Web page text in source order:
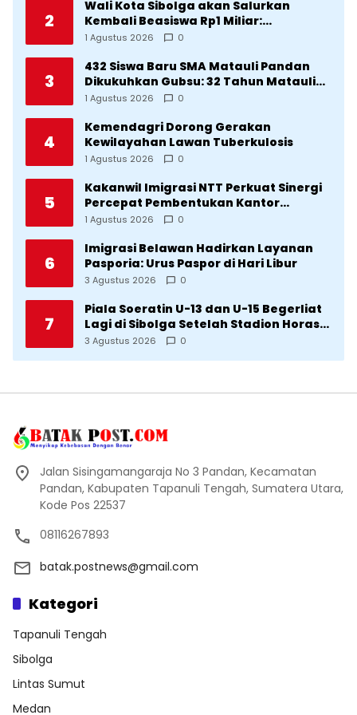
2
Wali Kota Sibolga akan Salurkan
Kembali Beasiswa Rp1 Miliar:
Diproritaskan Mahasiswa Korban
1 Agustus 2026 0
3
432 Siswa Baru SMA Matauli Pandan
Dikukuhkan Gubsu: 32 Tahun Matauli
Cetak SDM Unggul
1 Agustus 2026 0
4
Kemendagri Dorong Gerakan
Kewilayahan Lawan Tuberkulosis
1 Agustus 2026 0
5
Kakanwil Imigrasi NTT Perkuat Sinergi
Percepat Pembentukan Kantor
Imigrasi Sumba Timur
1 Agustus 2026 0
6
Imigrasi Belawan Hadirkan Layanan
Pasporia: Urus Paspor di Hari Libur
3 Agustus 2026 0
7
Piala Soeratin U-13 dan U-15 Begerliat
Lagi di Sibolga Setelah Stadion Horas
Direvitalisasi Wali Kota
3 Agustus 2026 0
Jalan Sisingamangaraja No 3 Pandan, Kecamatan
Pandan, Kabupaten Tapanuli Tengah, Sumatera Utara,
Kode Pos 22537
08116267893
batak.postnews@gmail.com
Kategori
Tapanuli Tengah
Sibolga
Lintas Sumut
Medan